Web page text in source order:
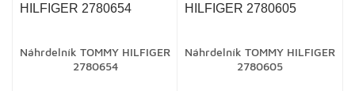
Náhrdelník TOMMY HILFIGER
2780654
Náhrdelník TOMMY HILFIGER
2780605